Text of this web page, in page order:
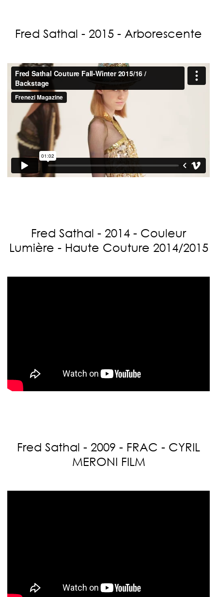
Fred Sathal - 2015 - Arborescente
Fred Sathal - 2014 - Couleur
Lumière - Haute Couture 2014/2015
Fred Sathal - 2009 - FRAC - CYRIL
MERONI FILM